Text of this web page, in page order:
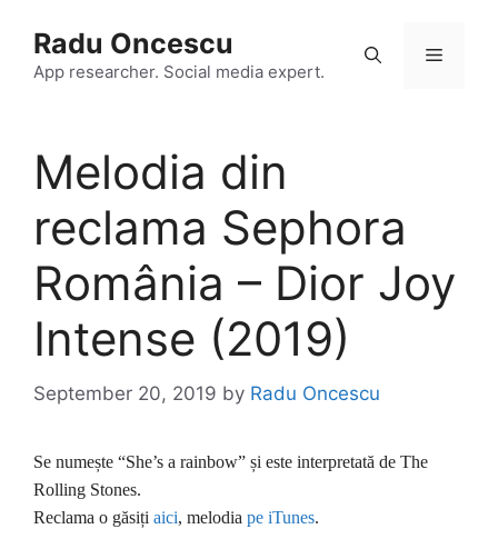
content
Radu Oncescu
App researcher. Social media expert.
Menu
Melodia din
reclama Sephora
România – Dior Joy
Intense (2019)
September 20, 2019 by Radu Oncescu
Se numește “She’s a rainbow” și este interpretată de The
Rolling Stones.
Reclama o găsiți aici, melodia pe iTunes.